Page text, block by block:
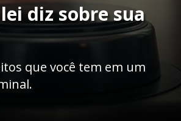
diz sobre sua
que você tem em um